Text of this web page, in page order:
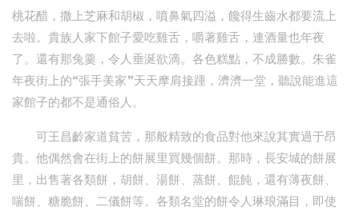
桃花醋，撒上芝麻和胡椒，噴鼻氣四溢，饞得生齒水都要流上
去啦。貴族人家下館子愛吃雞舌，嚼著雞舌，連酒量也年夜
了。還有那兔羹，令人垂涎欲滴。各色糕點，不成勝數。朱雀
年夜街上的“張手美家”天天摩肩接踵，濟濟一堂，聽說能進這
家館子的都不是通俗人。
可王昌齡家道貧苦，那般精致的食品對他來說其實過于昂
貴。他偶然會在街上的餅展里買幾個餅。那時，長安城的餅展
里，出售著各類餅，胡餅、湯餅、蒸餅、餛飩，還有薄夜餅、
喘餅、糖脆餅、二儀餅等。各類名堂的餅令人琳琅滿目，即使